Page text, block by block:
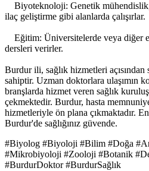
Biyoteknoloji: Genetik
ilaç geliştirme gibi alanlarda çalışırlar.
Eğitim: Üniversitelerde veya diğer
dersleri verirler.
Burdur ili, sağlık hizmetleri
sahiptir. Uzman doktorlara ulaşımın
branşlarda hizmet veren sağlık
çekmektedir. Burdur, hasta
hizmetleriyle ön plana çıkmaktadır.
Burdur'de sağlığınız güvende.
#Biyolog #Biyoloji #Bilim #Doğa
#Mikrobiyoloji #Zooloji #Botanik
#BurdurDoktor #BurdurSağlık